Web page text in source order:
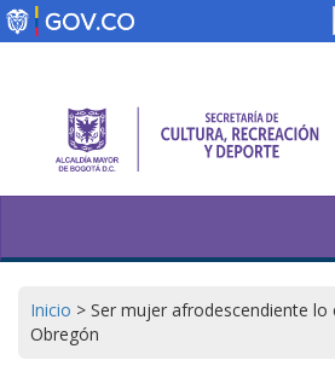
Skip
to
Inicio > Ser mujer afrodescendiente lo
Obregón